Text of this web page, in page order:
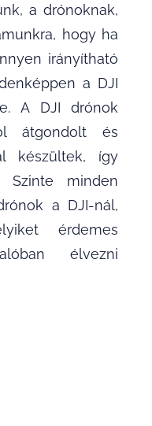
a drónoknak,
hogy ha
irányítható
a DJI
A DJI drónok
átgondolt és
készültek, így
Szinte minden
a DJI-nál,
érdemes
élvezni